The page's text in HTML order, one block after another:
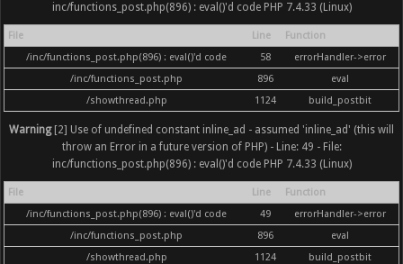
inc/functions_post.php(896) : eval()'d code PHP 7.4.33 (Linux)
File Line
Function
/inc/functions_post.php(896) : eval()'d code
58
errorHandler->error
/inc/functions_post.php
896
eval
/showthread.php
1124 build_postbit
Warning[2] Use of undefined constant inline_ad - assumed 'inline_ad' (this will
throw an Error in a future version of PHP) - Line: 49 - File:
inc/functions_post.php(896) : eval()'d code PHP 7.4.33 (Linux)
File Line
Function
/inc/functions_post.php(896) : eval()'d code
49
errorHandler->error
/inc/functions_post.php
896
eval
/showthread.php
1124 build_postbit